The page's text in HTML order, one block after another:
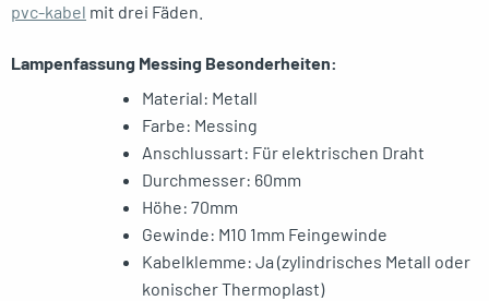
pvc-kabel mit drei Fäden.
Lampenfassung Messing Besonderheiten:
Material: Metall
Farbe: Messing
Anschlussart: Für elektrischen Draht
Durchmesser: 60mm
Höhe: 70mm
Gewinde: M10 1mm Feingewinde
Kabelklemme: Ja (zylindrisches Metall oder
konischer Thermoplast)